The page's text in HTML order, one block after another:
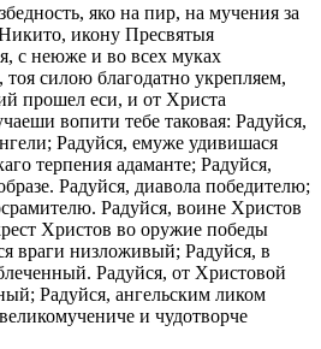
яко на пир, на мучения за
икону Пресвятыя
с неюже и во всех муках
силою благодатно укрепляем,
прошел еси, и от Христа
вопити тебе таковая: Радуйся,
Радуйся, емуже удивишася
терпения адаманте; Радуйся,
Радуйся, диавола победителю;
Радуйся, воине Христов
Христов во оружие победы
враги низложивый; Радуйся, в
Радуйся, от Христовой
Радуйся, ангельским ликом
и чудотворче